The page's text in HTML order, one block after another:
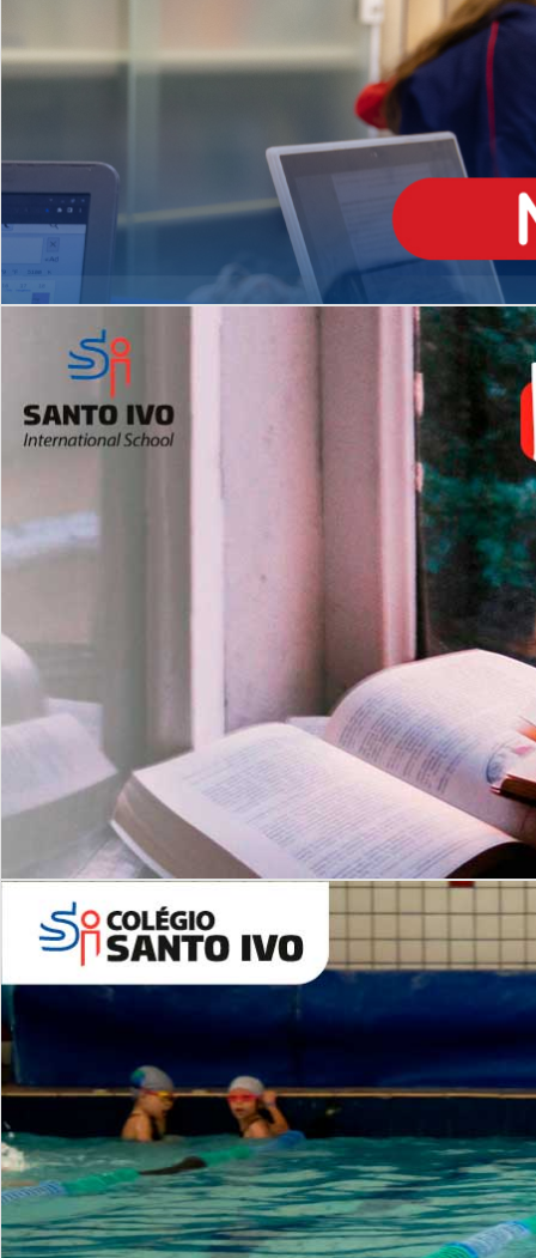
Matrículas Abertas 2026
Leituras Literárias
MÉDIO
igh School
Dupla Diplomação
2º AO 5º ANO FUNDAMENTAL
es
Com imersão Bilingue - Anos
Finais
6º AO 9º ANO FUNDAMENTAL
Inglês: Turmas Reduzidas
(Proficiência)
ALUNOS NOVOS
Entre em Contato